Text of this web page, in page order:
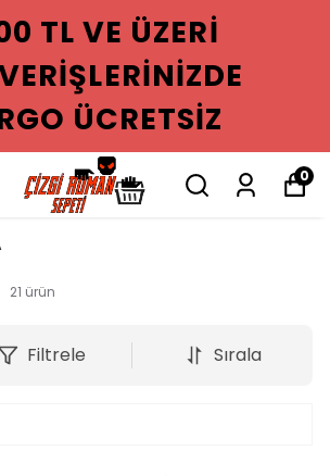
TL VE ÜZERI
ÜCRETSIZ
0
21 ürün
Filtrele Sırala